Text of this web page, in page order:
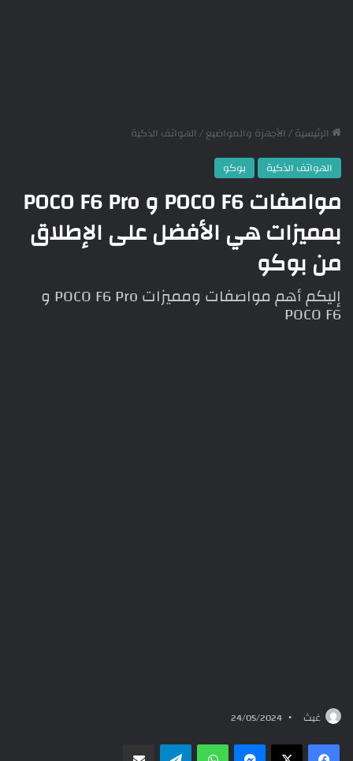
الرئيسية/ الأجهزة والمواضيع/ الهواتف الذكية
الهواتف الذكية
بوكو
مواصفات POCO F6 و POCO F6 Pro
بمميزات هي الأفضل على الإطلاق
من بوكو
إليكم أهم مواصفات ومميزات POCO F6 Pro و
POCO F6
غيث 24/05/2024
ماسنجر واتسابتيلقرام